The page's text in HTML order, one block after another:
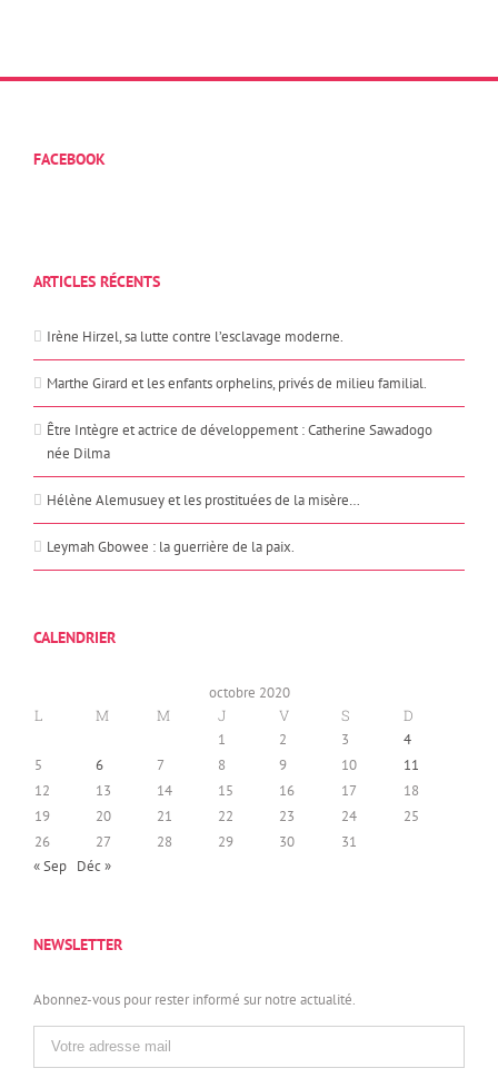
FACEBOOK
ARTICLES RÉCENTS
Irène Hirzel, sa lutte contre l’esclavage moderne.
Marthe Girard et les enfants orphelins, privés de milieu familial.
Être Intègre et actrice de développement : Catherine Sawadogo
née Dilma
Hélène Alemusuey et les prostituées de la misère…
Leymah Gbowee : la guerrière de la paix.
CALENDRIER
octobre 2020
L M M J V S D
1 2 3
4
5
6 7 8 9 10
11
12
13 14 15 16 17
18
19
20 21 22 23 24
25
26
27 28 29 30
31
« Sep Déc »
NEWSLETTER
Abonnez-vous pour rester informé sur notre actualité.